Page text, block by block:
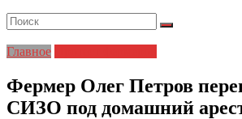
Главное
Фермер Олег Петров
СИЗО под домашний